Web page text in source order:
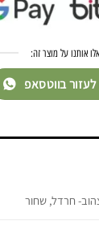
אותנו על מוצר זה:
לעזור בווטסאפ
חרדל, שחור